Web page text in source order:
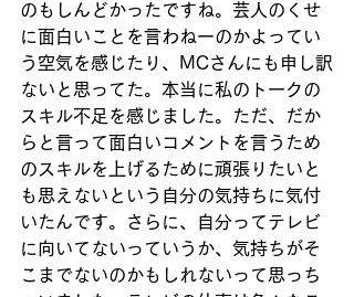
のもしんどかったですね。芸人のくせ
に面白いことを言わねーのかよってい
う空気を感じたり、MCさんにも申し訳
ないと思ってた。本当に私のトークの
スキル不足を感じました。ただ、だか
らと言って面白いコメントを言うため
のスキルを上げるために頑張りたいと
も思えないという自分の気持ちに気付
いたんです。さらに、自分ってテレビ
に向いてないっていうか、気持ちがそ
こまでないのかもしれないって思っち